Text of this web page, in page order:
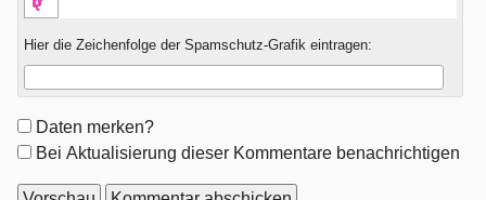
Hier die Zeichenfolge der Spamschutz-Grafik eintragen:
Formular-
Optionen
Daten merken?
Bei Aktualisierung dieser Kommentare benachrichtigen